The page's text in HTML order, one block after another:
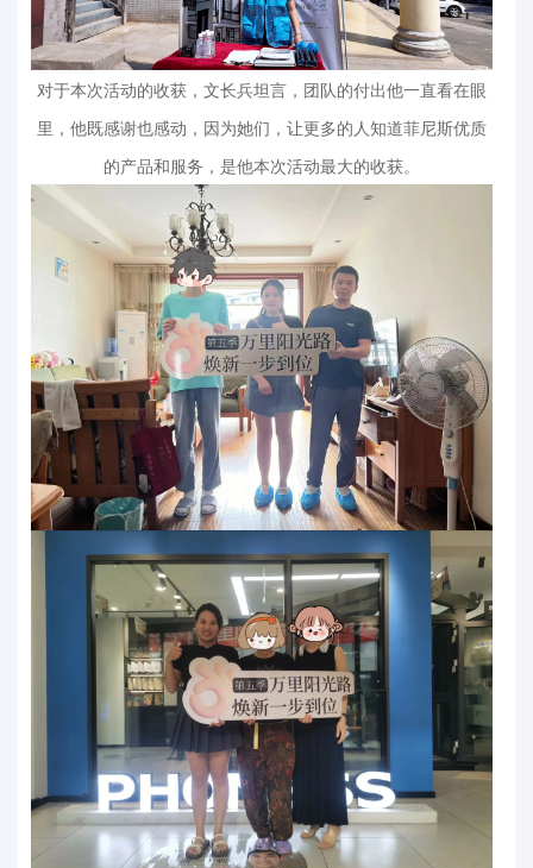
对于本次活动的收获，文长兵坦言，团队的付出他一直看在眼
里，他既感谢也感动，因为她们，让更多的人知道菲尼斯优质
的产品和服务，是他本次活动最大的收获。